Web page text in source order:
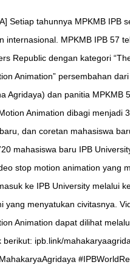
Setiap tahunnya MPKMB
internasional. MPKMB IPB 57
Republic dengan kategori
Animation” persembahan
Agridaya) dan panitia MPKMB
Animation dibagi menjadi
dan coretan mahasiswa
mahasiswa baru IPB
stop motion animation yang
ke IPB University melalui
yang menyatukan civitasnya.
Animation dapat dilihat
berikut: ipb.link/